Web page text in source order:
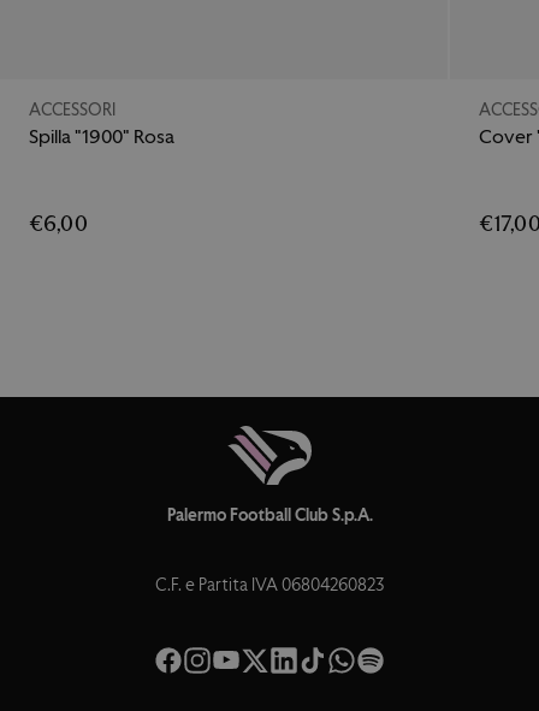
ACCESSORI
Spilla "1900" Rosa
€6,00
Cover
Palermo Football Club S.p.A.
C.F. e Partita IVA 06804260823